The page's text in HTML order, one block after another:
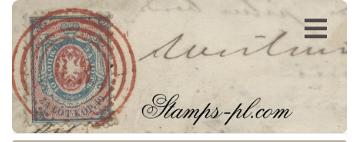
Register
Login